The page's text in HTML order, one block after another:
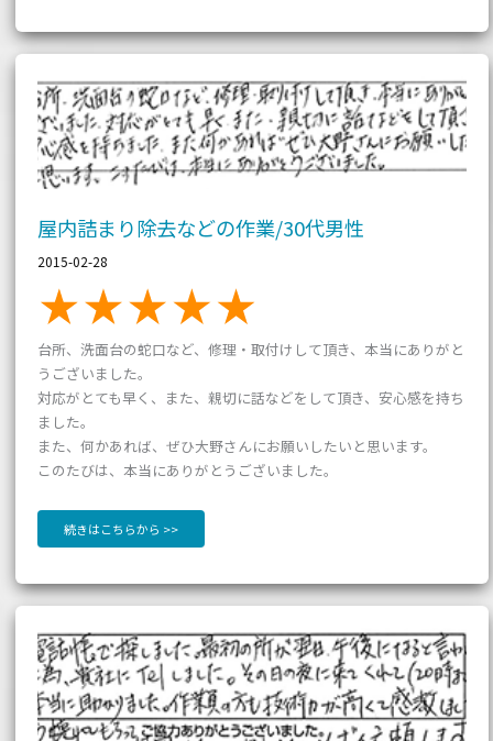
屋内詰まり除去などの作業/30代男性
2015-02-28
台所、洗面台の蛇口など、修理・取付けして頂き、本当にありがと
うございました。
対応がとても早く、また、親切に話などをして頂き、安心感を持ち
ました。
また、何かあれば、ぜひ大野さんにお願いしたいと思います。
このたびは、本当にありがとうございました。
屋
詰
ま
り
除
去
な
ど
の
作
業/30
代
続きはこちらから >>
蛇
交
換
な
ど
の
作
業/40
代
女
性